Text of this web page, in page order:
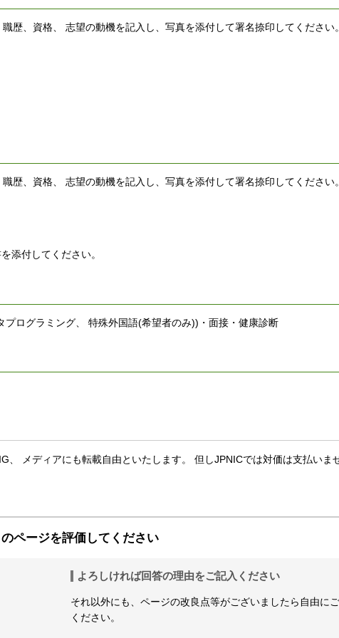
歴、資格、 志望の動機を記入し、写真を添付して署名捺印してください
歴、資格、 志望の動機を記入し、写真を添付して署名捺印してください
添付してください。
ログラミング、 特殊外国語(希望者のみ))・面接・健康診断
メディアにも転載自由といたします。 但しJPNICでは対価は支払いませ
のページを評価してください
よろしければ回答の理由をご記入ください
それ以外にも、ページの改良点等がございましたら自由に
ください。